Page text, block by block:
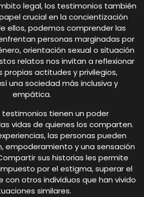
legal, los testimonios también
crucial en la concientización
ellos, podemos comprender las
personas marginadas por
orientación sexual o situación
relatos nos invitan a reflexionar
propias actitudes y privilegios,
una sociedad más inclusiva y
empática.
testimonios tienen un poder
vidas de quienes los comparten.
las personas pueden
empoderamiento y una sensación
sus historias les permite
por el estigma, superar el
con otros individuos que han vivido
similares.